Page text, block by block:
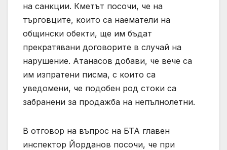
на санкции. Кметът посочи, че на
търговците, които са наематели на
общински обекти, ще им бъдат
прекратявани договорите в случай на
нарушение. Атанасов добави, че вече са
им изпратени писма, с които са
уведомени, че подобен род стоки са
забранени за продажба на непълнолетни.
В отговор на въпрос на БТА главен
инспектор Йорданов посочи, че при